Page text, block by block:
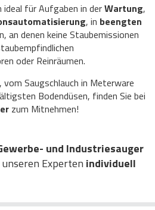
ideal für Aufgaben in derWartung,
, in beengten
an denen keine Staubemissionen
oder Reinräumen.
, vom Saugschlauch in Meterware
Bodendüsen, finden Sie bei
zum Mitnehmen!
und Industriesauger
Experten individuell